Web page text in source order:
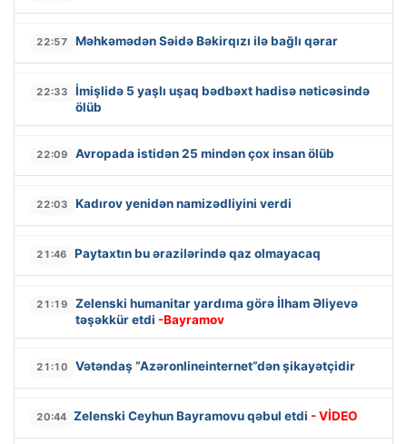
22:57 Məhkəmədən Səidə Bəkirqızı ilə bağlı qərar
22:33
İmişlidə 5 yaşlı uşaq bədbəxt hadisə nəticəsində
ölüb
22:09 Avropada istidən 25 mindən çox insan ölüb
22:03 Kadırov yenidən namizədliyini verdi
21:46 Paytaxtın bu ərazilərində qaz olmayacaq
21:19
Zelenski humanitar yardıma görə İlham Əliyevə
təşəkkür etdi -Bayramov
21:10 Vətəndaş “Azəronlineinternet”dən şikayətçidir
20:44 Zelenski Ceyhun Bayramovu qəbul etdi - VİDEO